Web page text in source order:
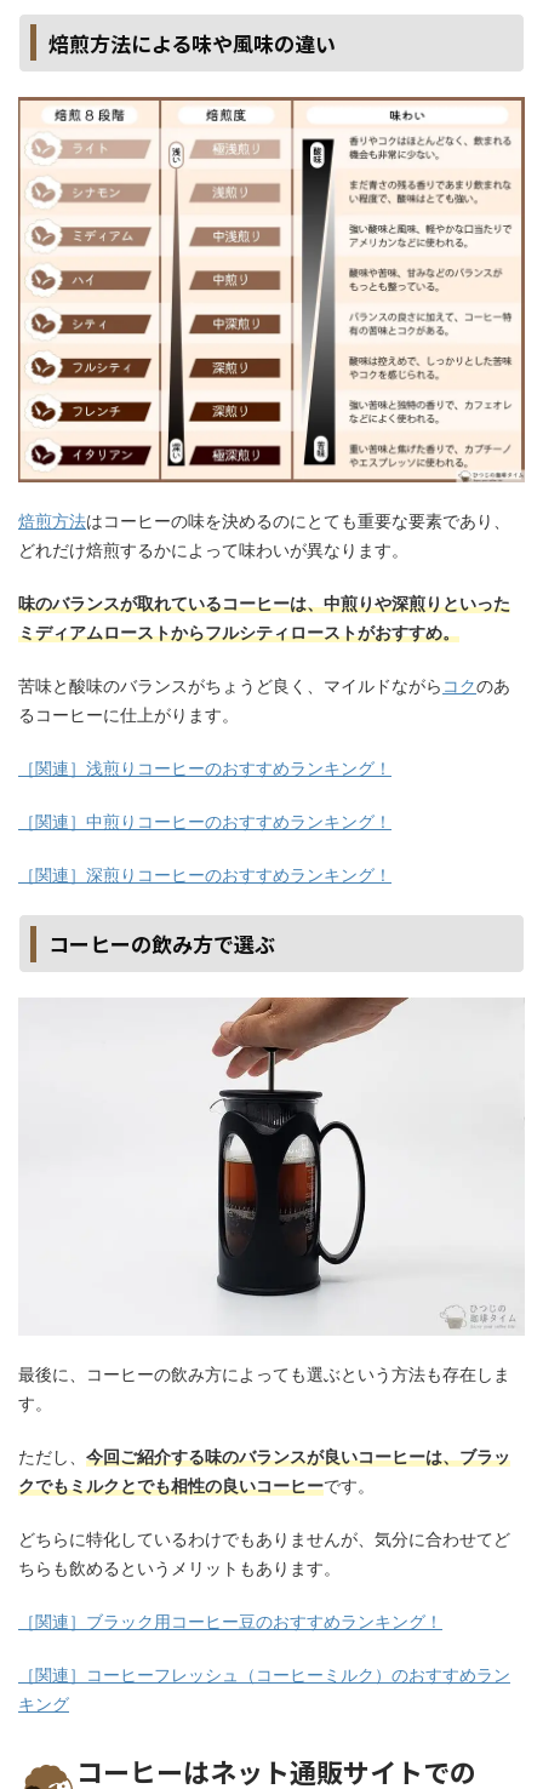
焙煎方法による味や風味の違い
焙煎方法はコーヒーの味を決めるのにとても重要な要素であり、
どれだけ焙煎するかによって味わいが異なります。
味のバランスが取れているコーヒーは、中煎りや深煎りといった
ミディアムローストからフルシティローストがおすすめ。
苦味と酸味のバランスがちょうど良く、マイルドながら コクのあ
るコーヒーに仕上がります。
［関連］浅煎りコーヒーのおすすめランキング！
［関連］中煎りコーヒーのおすすめランキング！
［関連］深煎りコーヒーのおすすめランキング！
コーヒーの飲み方で選ぶ
最後に、コーヒーの飲み方によっても選ぶという方法も存在しま
す。
ただし、 今回ご紹介する味のバランスが良いコーヒーは、ブラッ
クでもミルクとでも相性の良いコーヒーです。
どちらに特化しているわけでもありませんが、気分に合わせてど
ちらも飲めるというメリットもあります。
［関連］ブラック用コーヒー豆のおすすめランキング！
［関連］コーヒーフレッシュ（コーヒーミルク）のおすすめラン
キング
コーヒーはネット通販サイトでの